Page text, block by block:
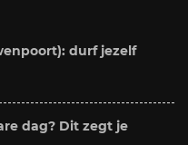
durf jezelf
dag? Dit zegt je